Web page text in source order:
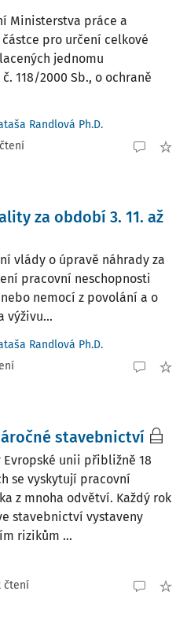
Ministerstva práce a
pro určení celkové
jednomu
118/2000 Sb., o ochraně
Randlová Ph.D.
za období 3. 11. až
vlády o úpravě náhrady za
pracovní neschopnosti
nemocí z povolání a o
výživu...
Randlová Ph.D.
stavebnictví
unii přibližně 18
se vyskytují pracovní
z mnoha odvětví. Každý rok
stavebnictví vystaveny
rizikům ...
čtení